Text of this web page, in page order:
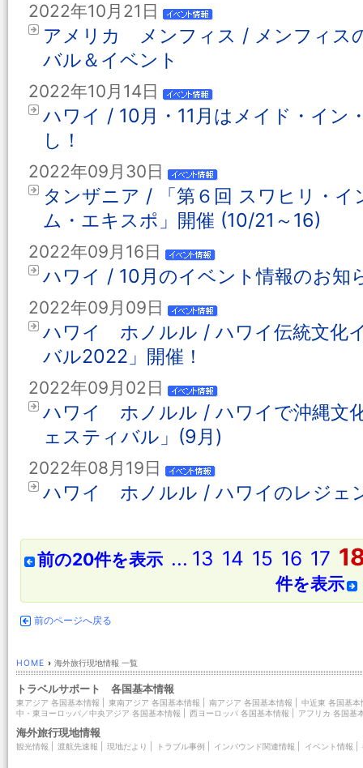
2022年10月21日
アメリカ メンフィス / メンフィス
バル＆イベント
2022年10月14日
ハワイ / 10月・11月はメイド・イン
し！
2022年09月30日
タンザニア / 「第６回 スワヒリ・
ム・エキスポ」開催 (10/21～16)
2022年09月16日
ハワイ / 10月のイベント情報のお知
2022年09月09日
ハワイ ホノルル / ハワイ伝統文化
バル2022」開催！
2022年09月02日
ハワイ ホノルル / ハワイで沖縄文
ェスティバル」(9月)
2022年08月19日
ハワイ ホノルル / ハワイのレジェ
前の20件を表示 ... 13 14 15 16 17
件を表示
前のページへ戻る
HOME › 海外旅行現地情報 一覧
トラベルサポート 各国基本情報
東アジア 各国基本情報 東南アジア 各国基本情報 南アジア 各国基本情報
中近東 各国基本
中・東ヨーロッパ／中央アジア 各国基本情報
西ヨーロッパ 各国基本情報 アフリカ 各国基
海外旅行現地情報
観光情報 渡航先速報 現地だより トラブル事例 インバウンド関連情報 イベント情報